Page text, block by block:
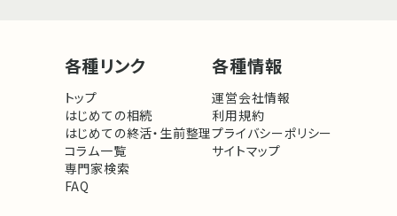
各種リンク
トップ
はじめての相続
はじめての終活・生前整理
コラム一覧
専門家検索
FAQ
各種情報
運営会社情報
利用規約
プライバシーポリシー
サイトマップ